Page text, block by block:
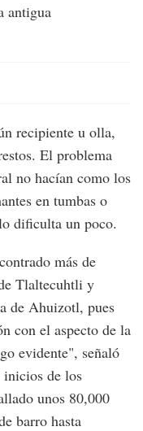
antigua
recipiente u olla,
El problema
no hacían como los
en tumbas o
dificulta un poco.
más de
Tlaltecuhtli y
de Ahuizotl, pues
con el aspecto de la
evidente", señaló
inicios de los
unos 80,000
barro hasta